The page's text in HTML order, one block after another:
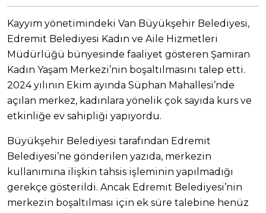
Kayyım yönetimindeki Van Büyükşehir Belediyesi,
Edremit Belediyesi Kadın ve Aile Hizmetleri
Müdürlüğü bünyesinde faaliyet gösteren Şamiran
Kadın Yaşam Merkezi’nin boşaltılmasını talep etti.
2024 yılının Ekim ayında Süphan Mahallesi’nde
açılan merkez, kadınlara yönelik çok sayıda kurs ve
etkinliğe ev sahipliği yapıyordu.
Büyükşehir Belediyesi tarafından Edremit
Belediyesi’ne gönderilen yazıda, merkezin
kullanımına ilişkin tahsis işleminin yapılmadığı
gerekçe gösterildi. Ancak Edremit Belediyesi’nin
merkezin boşaltılması için ek süre talebine henüz